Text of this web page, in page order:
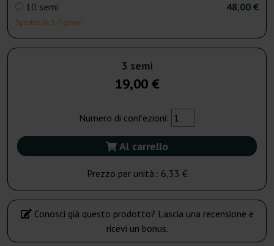
10 semi
Spedito in 3-7 giorni
48,00 €
3 semi
19,00 €
Numero di confezioni:
Al carrello
Prezzo per unità.: 6,33 €
Conosci già questo prodotto? Lascia una recensione e
ricevi un bonus.